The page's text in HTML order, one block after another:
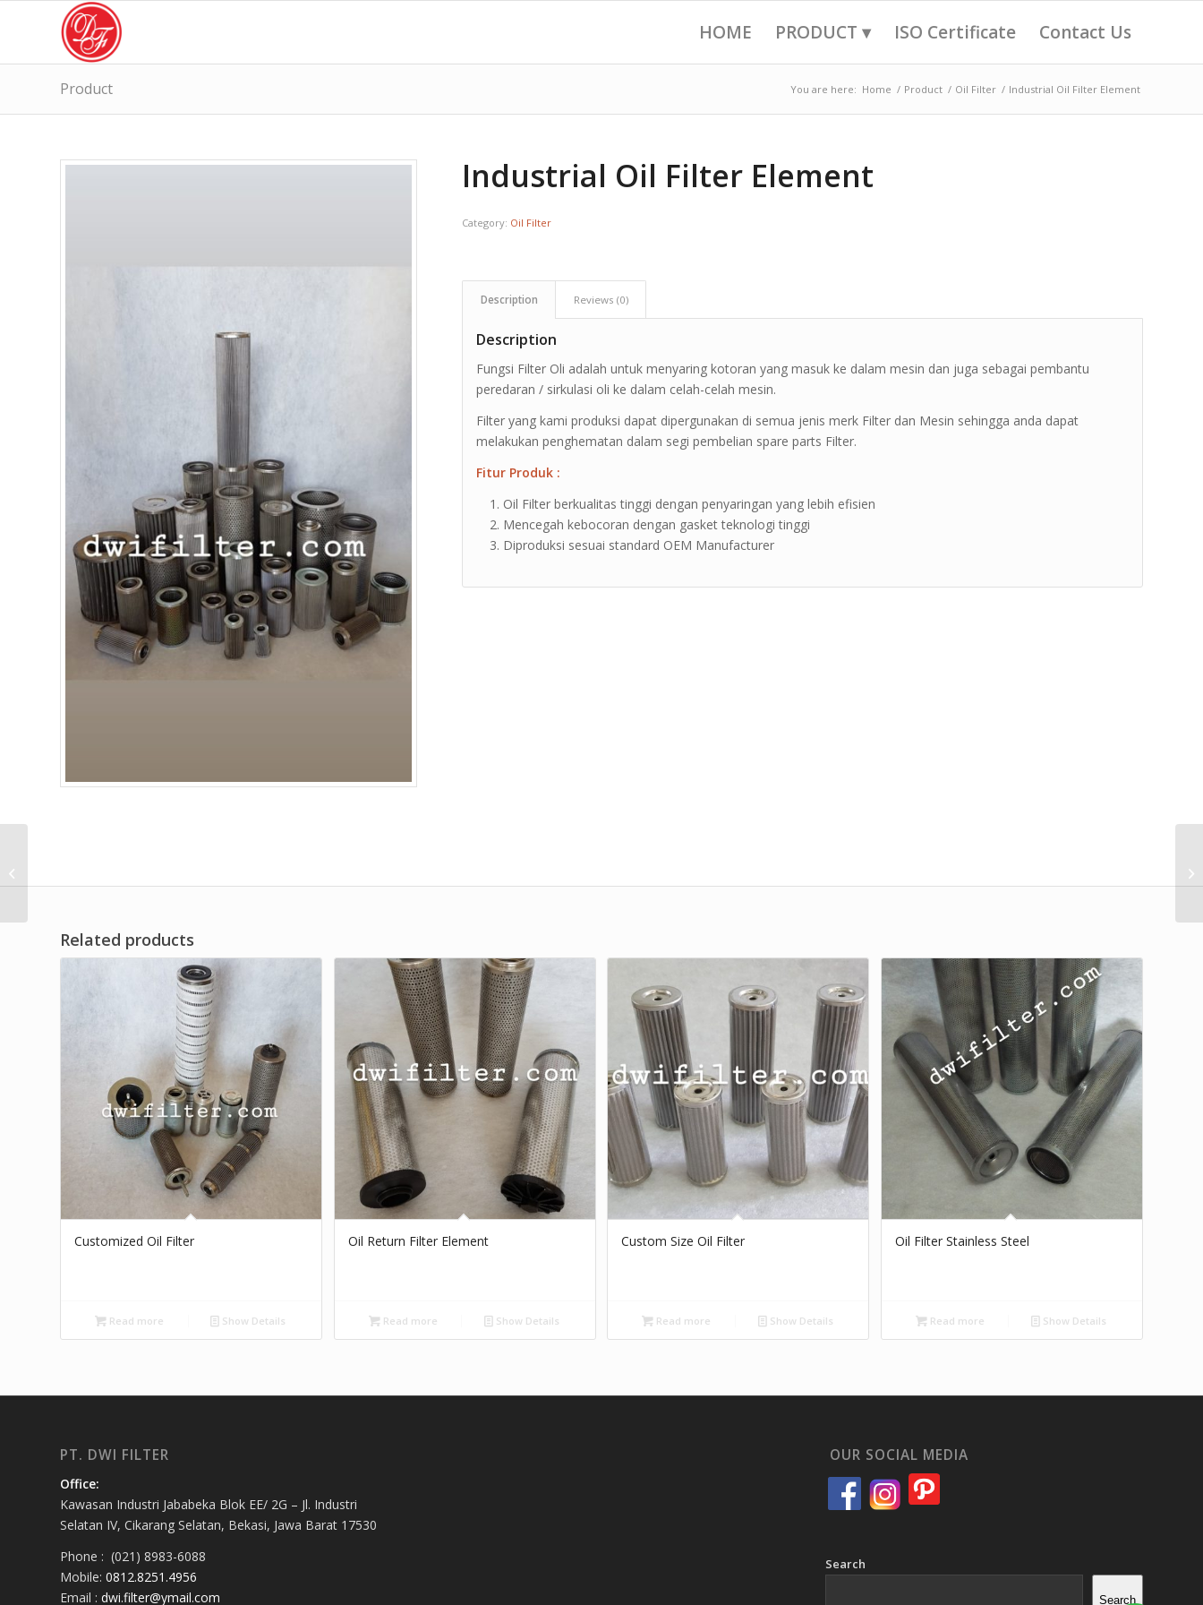
HOME PRODUCT ▾ ISO Certificate Contact Us
Product You are here: Home / Product / Oil Filter / Industrial Oil Filter Element
Industrial Oil Filter Element
Category: Oil Filter
Description Reviews (0)
Description
Fungsi Filter Oli adalah untuk menyaring kotoran yang masuk ke dalam mesin dan juga sebagai pembantu
peredaran / sirkulasi oli ke dalam celah-celah mesin.
Filter yang kami produksi dapat dipergunakan di semua jenis merk Filter dan Mesin sehingga anda dapat
melakukan penghematan dalam segi pembelian spare parts Filter.
Fitur Produk :
Oil Filter berkualitas tinggi dengan penyaringan yang lebih efisien
Mencegah kebocoran dengan gasket teknologi tinggi
Diproduksi sesuai standard OEM Manufacturer
Related products
Customized Oil Filter
Read more Show Details
Oil Return Filter Element
Read more Show Details
Custom Size Oil Filter
Read more Show Details
Oil Filter Stainless Steel
Read more Show Details
PT. DWI FILTER
Office:
Kawasan Industri Jababeka Blok EE/ 2G – Jl. Industri
Selatan IV, Cikarang Selatan, Bekasi, Jawa Barat 17530
Phone : (021) 8983-6088
Mobile: 0812.8251.4956
Email : dwi.filter@ymail.com
OUR SOCIAL MEDIA
Search
Search